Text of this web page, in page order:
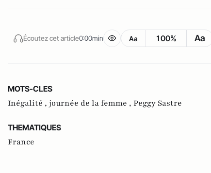
Écoutez cet article0:00min Aa 100% Aa
MOTS-CLES
Inégalité , journée de la femme , Peggy Sastre
THEMATIQUES
France